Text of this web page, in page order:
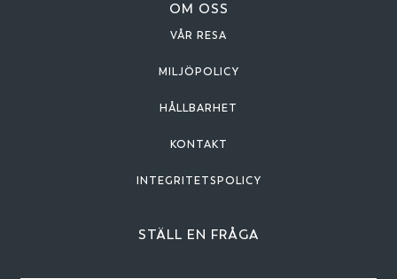
OM OSS
VÅR RESA
MILJÖPOLICY
HÅLLBARHET
KONTAKT
INTEGRITETSPOLICY
STÄLL EN FRÅGA